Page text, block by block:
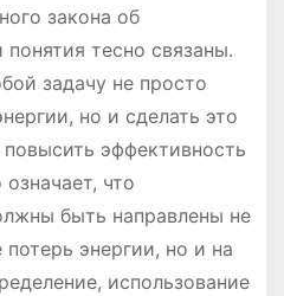
закона об
тесно связаны․
задачу не просто
но и сделать это
эффективность
что
быть направлены не
энергии, но и на
использование